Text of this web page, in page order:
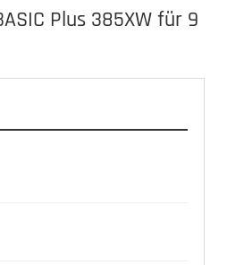
Plus 385XW für 9